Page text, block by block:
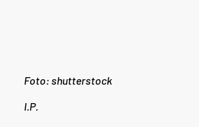
Foto: shutterstock
I.P.